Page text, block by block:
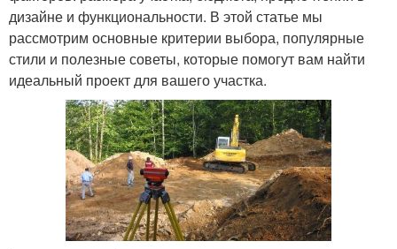
дизайне и функциональности. В этой статье мы
рассмотрим основные критерии выбора, популярные
стили и полезные советы, которые помогут вам найти
идеальный проект для вашего участка.